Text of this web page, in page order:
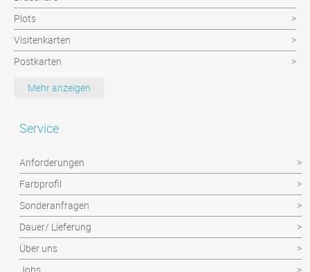
Plots
Visitenkarten
Postkarten
Hochzeitseinladungen Package
Blöcke
Geschäftsausstattung
Compliment Cards
Aufkleber
Briefpapier
Kuverts/ Tasche
Mehr anzeigen
Service
Anforderungen
Farbprofil
Sonderanfragen
Dauer/ Lieferung
Über uns
Jobs